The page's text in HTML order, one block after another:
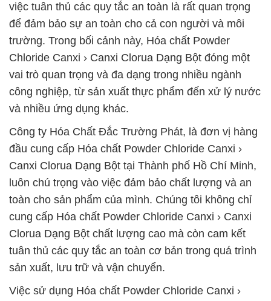
việc tuân thủ các quy tắc an toàn là rất quan trọng
để đảm bảo sự an toàn cho cả con người và môi
trường. Trong bối cảnh này, Hóa chất Powder
Chloride Canxi › Canxi Clorua Dạng Bột đóng một
vai trò quan trọng và đa dạng trong nhiều ngành
công nghiệp, từ sản xuất thực phẩm đến xử lý nước
và nhiều ứng dụng khác.
Công ty Hóa Chất Đắc Trường Phát, là đơn vị hàng
đầu cung cấp Hóa chất Powder Chloride Canxi ›
Canxi Clorua Dạng Bột tại Thành phố Hồ Chí Minh,
luôn chú trọng vào việc đảm bảo chất lượng và an
toàn cho sản phẩm của mình. Chúng tôi không chỉ
cung cấp Hóa chất Powder Chloride Canxi › Canxi
Clorua Dạng Bột chất lượng cao mà còn cam kết
tuân thủ các quy tắc an toàn cơ bản trong quá trình
sản xuất, lưu trữ và vận chuyển.
Việc sử dụng Hóa chất Powder Chloride Canxi ›